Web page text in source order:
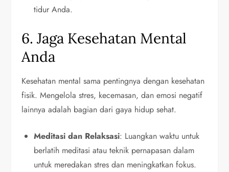
tidur Anda.
6. Jaga Kesehatan Mental
Anda
Kesehatan mental sama pentingnya dengan kesehatan
fisik. Mengelola stres, kecemasan, dan emosi negatif
lainnya adalah bagian dari gaya hidup sehat.
Meditasi dan Relaksasi: Luangkan waktu untuk
berlatih meditasi atau teknik pernapasan dalam
untuk meredakan stres dan meningkatkan fokus.